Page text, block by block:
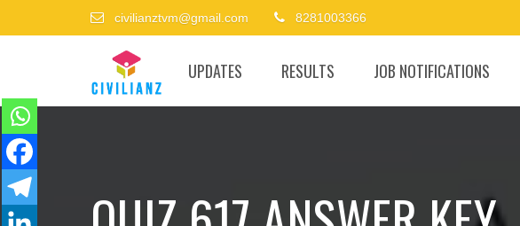
civilianztvm@gmail.com 8281003366
UPDATES RESULTS JOB NOTIFICATIONS